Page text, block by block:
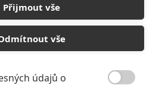
Přijmout vše
vše
údajů o